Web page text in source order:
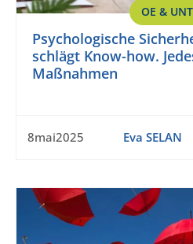
OE &
Psychologische
schlägt Know-how.
Maßnahmen
8mai2025 Eva SELAN